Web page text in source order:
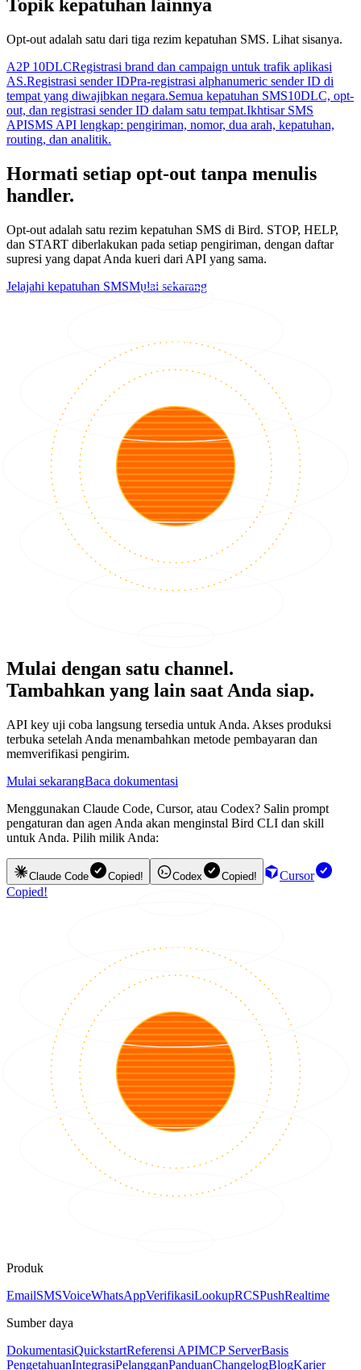
Topik kepatuhan lainnya
Opt-out adalah satu dari tiga rezim kepatuhan SMS. Lihat sisanya.
A2P 10DLCRegistrasi brand dan campaign untuk trafik aplikasi
AS.Registrasi sender IDPra-registrasi alphanumeric sender ID di
tempat yang diwajibkan negara.Semua kepatuhan SMS10DLC, opt-
out, dan registrasi sender ID dalam satu tempat.Ikhtisar SMS
APISMS API lengkap: pengiriman, nomor, dua arah, kepatuhan,
routing, dan analitik.
Hormati setiap opt-out tanpa menulis
handler.
Opt-out adalah satu rezim kepatuhan SMS di Bird. STOP, HELP,
dan START diberlakukan pada setiap pengiriman, dengan daftar
supresi yang dapat Anda kueri dari API yang sama.
Jelajahi kepatuhan SMSMulai sekarang
Mulai dengan satu channel.
Tambahkan yang lain saat Anda siap.
API key uji coba langsung tersedia untuk Anda. Akses produksi
terbuka setelah Anda menambahkan metode pembayaran dan
memverifikasi pengirim.
Mulai sekarangBaca dokumentasi
Menggunakan Claude Code, Cursor, atau Codex? Salin prompt
pengaturan dan agen Anda akan menginstal Bird CLI dan skill
untuk Anda. Pilih milik Anda:
Claude Code Copied! Codex Copied!
Cursor
Copied!
Produk
EmailSMSVoiceWhatsAppVerifikasiLookupRCSPushRealtime
Sumber daya
DokumentasiQuickstartReferensi APIMCP ServerBasis
PengetahuanIntegrasiPelangganPanduanChangelogBlogKarier